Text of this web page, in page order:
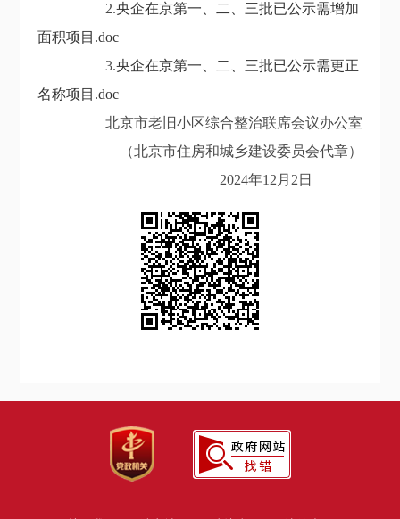
2.央企在京第一、二、三批已公示需增加
面积项目.doc
3.央企在京第一、二、三批已公示需更正
名称项目.doc
北京市老旧小区综合整治联席会议办公室
（北京市住房和城乡建设委员会代章）
2024年12月2日